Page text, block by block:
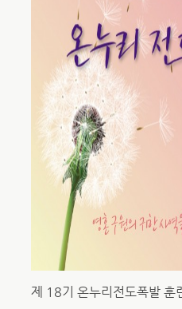
제 18기 온누리전도폭발 훈